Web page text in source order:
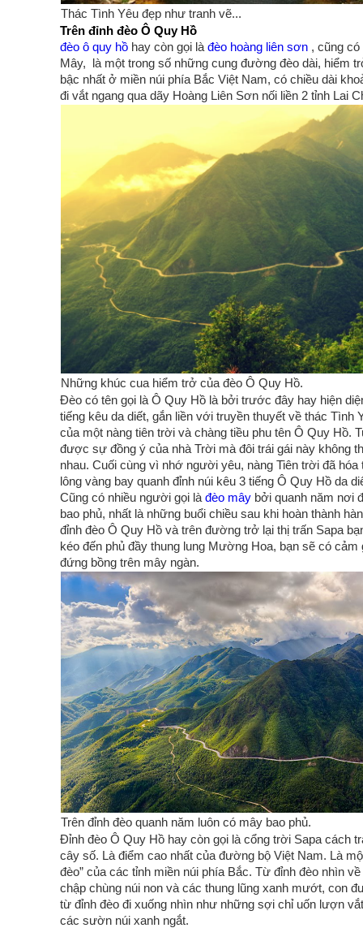
Thác Tình Yêu đẹp như tranh vẽ...
Trên đỉnh đèo Ô Quy Hồ
đèo ô quy hồ hay còn gọi là đèo hoàng liên sơn , cũng
Mây, là một trong số những cung đường đèo dài, hiểm
bậc nhất ở miền núi phía Bắc Việt Nam, có chiều dài
đi vắt ngang qua dãy Hoàng Liên Sơn nối liền 2 tỉnh Lai
Những khúc cua hiểm trở của đèo Ô Quy Hồ.
Đèo có tên gọi là Ô Quy Hồ là bởi trước đây hay hiện
tiếng kêu da diết, gắn liền với truyền thuyết về thác Tình
của một nàng tiên trời và chàng tiều phu tên Ô Quy Hồ.
được sự đồng ý của nhà Trời mà đôi trái gái này không
nhau. Cuối cùng vì nhớ người yêu, nàng Tiên trời đã hóa
lông vàng bay quanh đỉnh núi kêu 3 tiếng Ô Quy Hồ da
Cũng có nhiều người gọi là đèo mây bởi quanh năm nơi
bao phủ, nhất là những buổi chiều sau khi hoàn thành
đỉnh đèo Ô Quy Hồ và trên đường trở lại thị trấn Sapa
kéo đến phủ đầy thung lung Mường Hoa, bạn sẽ có cảm
đứng bồng trên mây ngàn.
Trên đỉnh đèo quanh năm luôn có mây bao phủ.
Đỉnh đèo Ô Quy Hồ hay còn gọi là cổng trời Sapa cách
cây số. Là điểm cao nhất của đường bộ Việt Nam. Là
đèo” của các tỉnh miền núi phía Bắc. Từ đỉnh đèo nhìn
chập chùng núi non và các thung lũng xanh mướt, con
từ đỉnh đèo đi xuống nhìn như những sợi chỉ uốn lượn
các sườn núi xanh ngắt.